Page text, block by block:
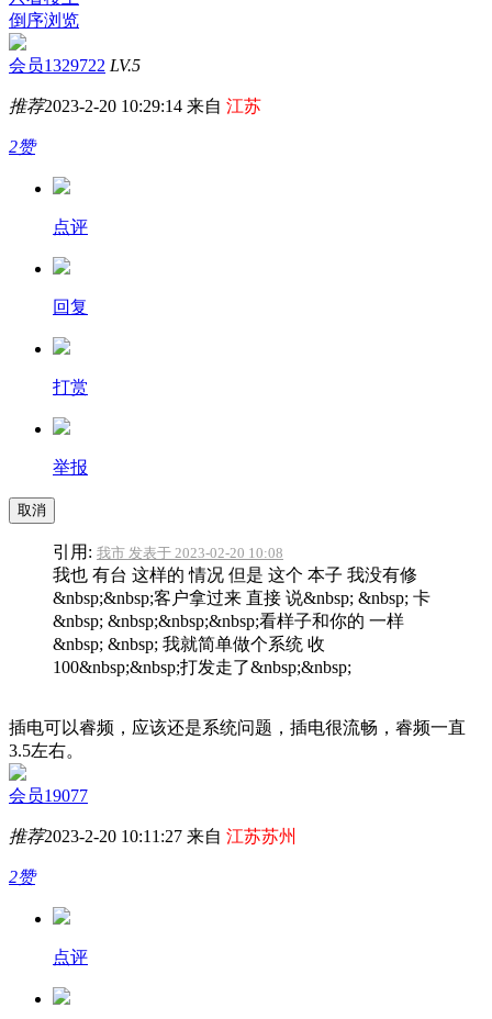
倒序浏览
会员1329722 LV.5
推荐2023-2-20 10:29:14 来自 江苏
2赞
点评
回复
打赏
举报
取消
引用: 我市 发表于 2023-02-20 10:08
我也 有台 这样的 情况 但是 这个 本子 我没有修
&nbsp;&nbsp;客户拿过来 直接 说&nbsp; &nbsp; 卡
&nbsp; &nbsp;&nbsp;&nbsp;看样子和你的 一样
&nbsp; &nbsp; 我就简单做个系统 收
100&nbsp;&nbsp;打发走了&nbsp;&nbsp;
插电可以睿频，应该还是系统问题，插电很流畅，睿频一直
3.5左右。
会员19077
推荐2023-2-20 10:11:27 来自 江苏苏州
2赞
点评